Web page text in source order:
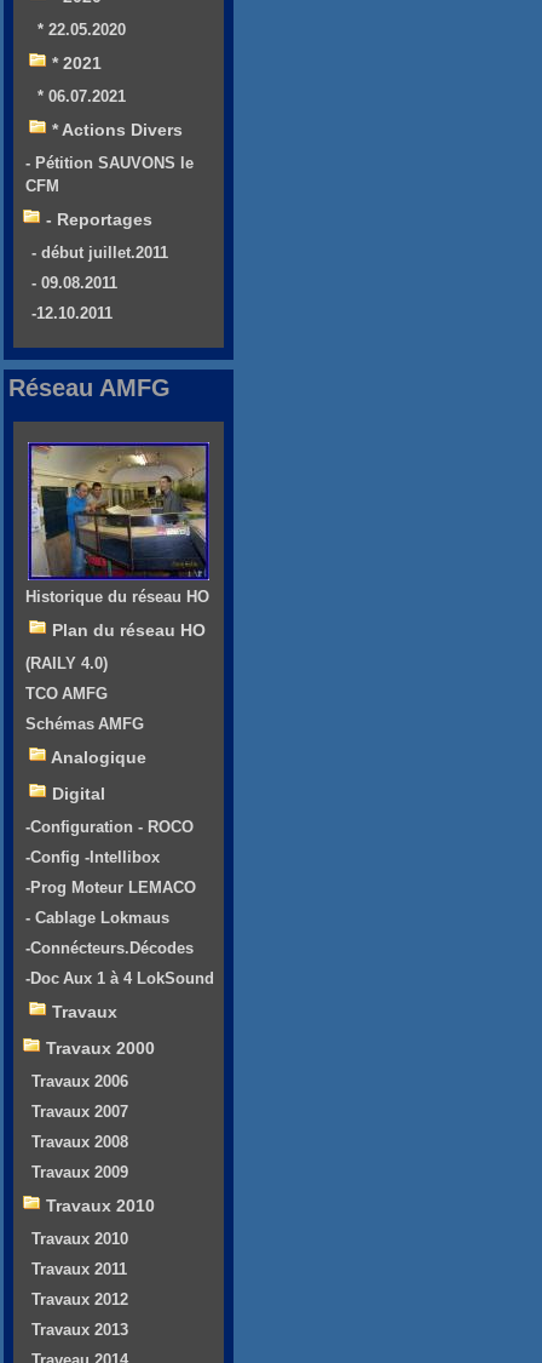
* 22.05.2020
* 2021
* 06.07.2021
* Actions Divers
- Pétition SAUVONS le
CFM
- Reportages
- début juillet.2011
- 09.08.2011
-12.10.2011
Réseau AMFG
Historique du réseau HO
Plan du réseau HO
(RAILY 4.0)
TCO AMFG
Schémas AMFG
Analogique
Digital
-Configuration - ROCO
-Config -Intellibox
-Prog Moteur LEMACO
- Cablage Lokmaus
-Connécteurs.Décodes
-Doc Aux 1 à 4 LokSound
Travaux
Travaux 2000
Travaux 2006
Travaux 2007
Travaux 2008
Travaux 2009
Travaux 2010
Travaux 2010
Travaux 2011
Travaux 2012
Travaux 2013